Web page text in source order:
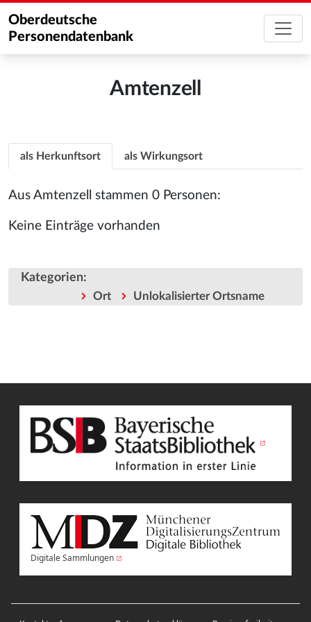
Oberdeutsche
Personendatenbank
Amtenzell
als Herkunftsort als Wirkungsort
Aus Amtenzell stammen 0 Personen:
Keine Einträge vorhanden
Kategorien:
Ort Unlokalisierter Ortsname
Digitale Sammlungen